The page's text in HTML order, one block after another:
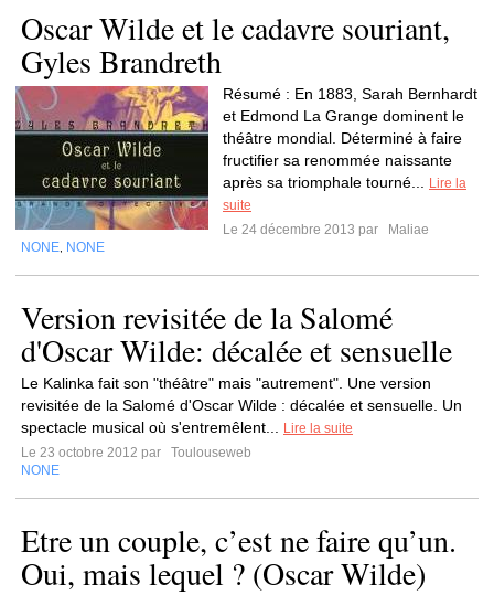
Oscar Wilde et le cadavre souriant,
Gyles Brandreth
Résumé : En 1883, Sarah Bernhardt
et Edmond La Grange dominent le
théâtre mondial. Déterminé à faire
fructifier sa renommée naissante
après sa triomphale tourné...
Lire la
suite
Le 24 décembre 2013 par
Maliae
NONE NONE
Version revisitée de la Salomé
d'Oscar Wilde: décalée et sensuelle
Le Kalinka fait son "théâtre" mais "autrement". Une version
revisitée de la Salomé d'Oscar Wilde : décalée et sensuelle. Un
spectacle musical où s'entremêlent...
Lire la suite
Le 23 octobre 2012 par
Toulouseweb
NONE
Etre un couple, c’est ne faire qu’un.
Oui, mais lequel ? (Oscar Wilde)